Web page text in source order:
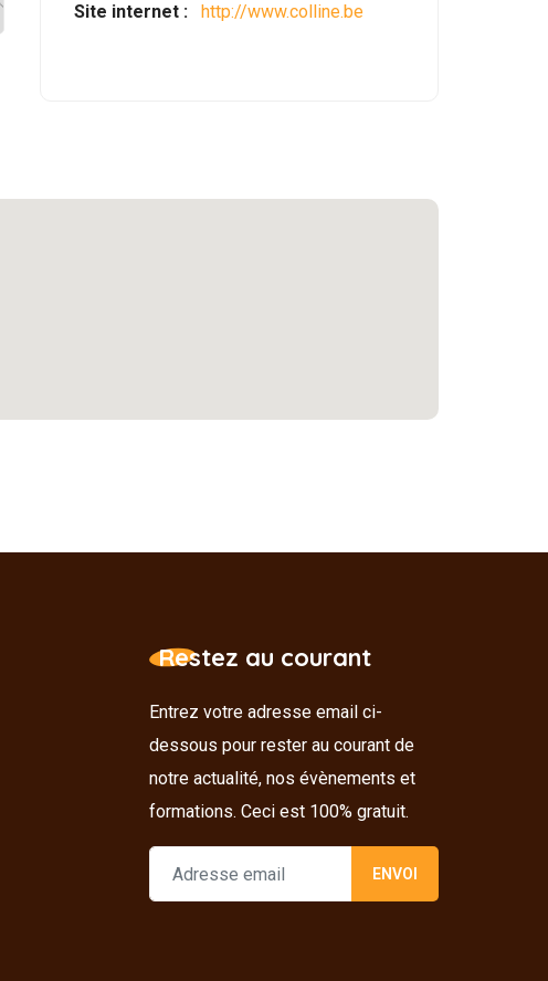
Site internet : http://www.colline.be
Restez au courant
Entrez votre adresse email ci-
dessous pour rester au courant de
notre actualité, nos évènements et
formations. Ceci est 100% gratuit.